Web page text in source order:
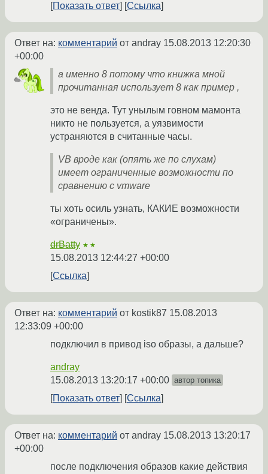
Показать ответ
Ссылка
Ответ на: комментарий от andray 15.08.2013 12:20:30
+00:00
а именно 8 потому что книжка мной
прочитанная использует 8 как пример ,
это не венда. Тут унылым говном мамонта
никто не пользуется, а уязвимости
устраняются в считанные часы.
VB вроде как (опять же по слухам)
имеет ограниченные возможности по
сравнению с vmware
ты хоть осиль узнать, КАКИЕ возможности
«ограничены».
drBatty ★★
15.08.2013 12:44:27 +00:00
Ссылка
Ответ на: комментарий от kostik87 15.08.2013
12:33:09 +00:00
подключил в привод iso образы, а дальше?
andray
15.08.2013 13:20:17 +00:00 автор топика
Показать ответ Ссылка
Ответ на: комментарий от andray 15.08.2013 13:20:17
+00:00
после подключения образов какие действия